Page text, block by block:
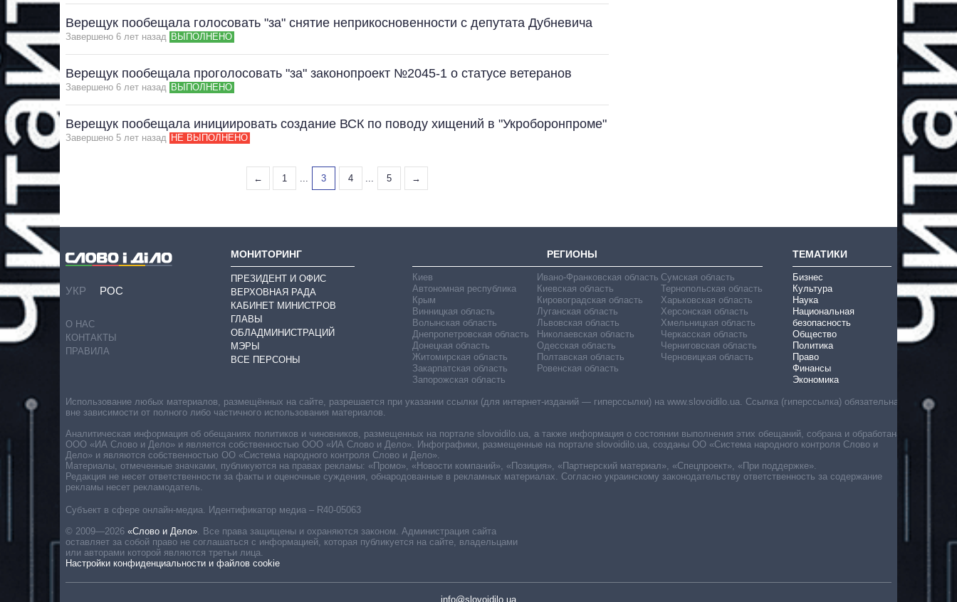
Верещук пообещала голосовать "за" снятие неприкосновенности с депутата Дубневича
Завершено 6 лет назад ВЫПОЛНЕНО
Верещук пообещала проголосовать "за" законопроект №2045-1 о статусе ветеранов
Завершено 6 лет назад ВЫПОЛНЕНО
Верещук пообещала инициировать создание ВСК по поводу хищений в "Укроборонпроме"
Завершено 5 лет назад НЕ ВЫПОЛНЕНО
← 1 ... 3 4 ... 5 →
УКР РОС
О НАС
КОНТАКТЫ
ПРАВИЛА
МОНИТОРИНГ
ПРЕЗИДЕНТ И ОФИС
ВЕРХОВНАЯ РАДА
КАБИНЕТ МИНИСТРОВ
ГЛАВЫ
ОБЛАДМИНИСТРАЦИЙ
МЭРЫ
ВСЕ ПЕРСОНЫ
РЕГИОНЫ
Киев
Автономная республика
Крым
Винницкая область
Волынская область
Днепропетровская область
Донецкая область
Житомирская область
Закарпатская область
Запорожская область
Ивано-Франковская область
Киевская область
Кировоградская область
Луганская область
Львовская область
Николаевская область
Одесская область
Полтавская область
Ровенская область
Сумская область
Тернопольская область
Харьковская область
Херсонская область
Хмельницкая область
Черкасская область
Черниговская область
Черновицкая область
ТЕМАТИКИ
Бизнес
Культура
Наука
Национальная
безопасность
Общество
Политика
Право
Финансы
Экономика
Субъект в сфере онлайн-медиа. Идентификатор медиа – R40-05063
© 2009—2026 «Слово и Дело»
Все права защищены и охраняются законом. Администрация сайта
оставляет за собой право не соглашаться с информацией, которая публикуется на сайте, владельцами
или авторами которой являются третьи лица.
Настройки конфиденциальности и файлов cookie
info@slovoidilo.ua
Использование любых материалов, размещённых на сайте, разрешается при указании ссылки (для интернет-изданий — гиперссылки) на www.slovoidilo.ua. Ссылка (гиперссылка) обязательна
вне зависимости от полного либо частичного использования материалов.
Аналитическая информация об обещаниях политиков и чиновников, размещенных на портале slovoidilo.ua, а также информация о состоянии выполнения этих обещаний, собрана и обработана
ООО «ИА Слово и Дело» и является собственностью ООО «ИА Слово и Дело». Инфографики, размещенные на портале slovoidilo.ua, созданы ОО «Система народного контроля Слово и
Дело» и являются собственностью ОО «Система народного контроля Слово и Дело».
Материалы, отмеченные значками, публикуются на правах рекламы: «Промо», «Новости компаний», «Позиция», «Партнерский материал», «Спецпроект», «При поддержке».
Редакция не несет ответственности за факты и оценочные суждения, обнародованные в рекламных материалах. Согласно украинскому законодательству ответственность за содержание
рекламы несет рекламодатель.